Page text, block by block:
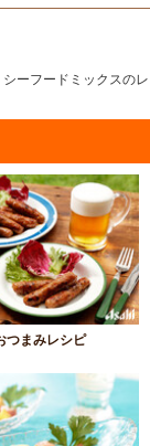
シーフードミックスの
つまみレシピ